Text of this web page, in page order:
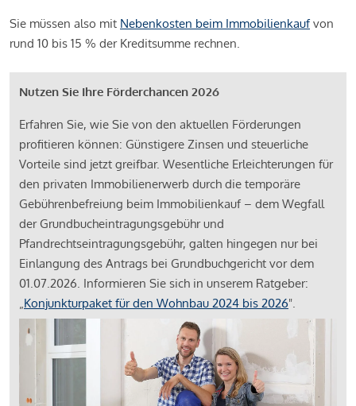
Sie müssen also mit Nebenkosten beim Immobilienkaufvon
rund 10 bis 15 % der Kreditsumme rechnen.
Nutzen Sie Ihre Förderchancen 2026
Erfahren Sie, wie Sie von den aktuellen Förderungen
profitieren können: Günstigere Zinsen und steuerliche
Vorteile sind jetzt greifbar. Wesentliche Erleichterungen für
den privaten Immobilienerwerb durch die temporäre
Gebührenbefreiung beim Immobilienkauf – dem Wegfall
der Grundbucheintragungsgebühr und
Pfandrechtseintragungsgebühr, galten hingegen nur bei
Einlangung des Antrags bei Grundbuchgericht vor dem
01.07.2026. Informieren Sie sich in unserem Ratgeber:
„Konjunkturpaket für den Wohnbau 2024 bis 2026".